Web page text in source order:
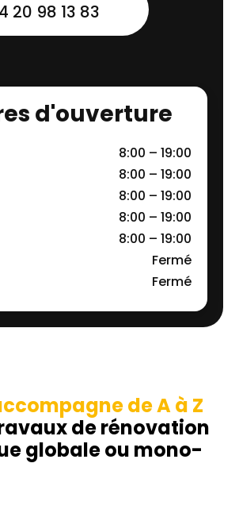
20 98 13 83
d'ouverture
8:00 – 19:00
8:00 – 19:00
8:00 – 19:00
8:00 – 19:00
8:00 – 19:00
Fermé
Fermé
de A à Z
de rénovation
globale ou mono-